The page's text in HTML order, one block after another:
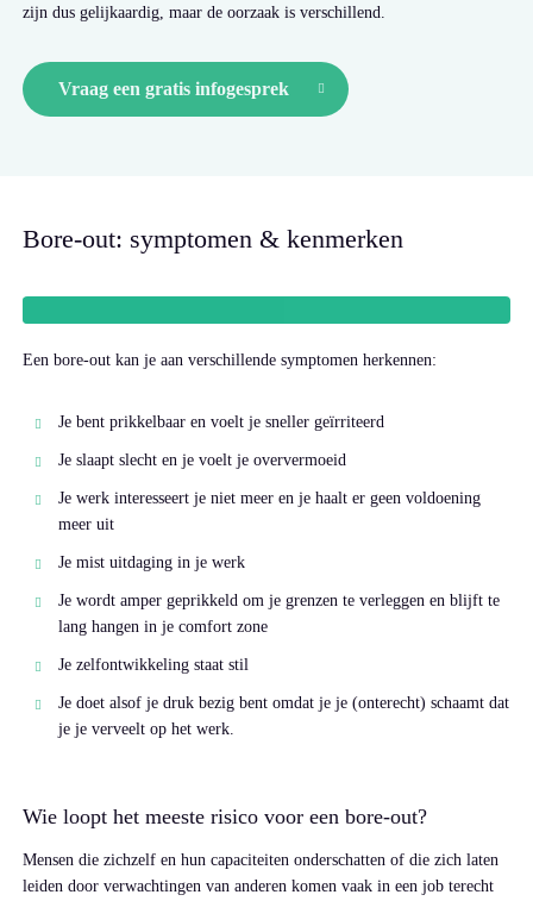
zijn dus gelijkaardig, maar de oorzaak is verschillend.
Vraag een gratis infogesprek
Bore-out: symptomen & kenmerken
Een bore-out kan je aan verschillende symptomen herkennen:
Je bent prikkelbaar en voelt je sneller geïrriteerd
Je slaapt slecht en je voelt je oververmoeid
Je werk interesseert je niet meer en je haalt er geen voldoening
meer uit
Je mist uitdaging in je werk
Je wordt amper geprikkeld om je grenzen te verleggen en blijft te
lang hangen in je comfort zone
Je zelfontwikkeling staat stil
Je doet alsof je druk bezig bent omdat je je (onterecht) schaamt dat
je je verveelt op het werk.
Wie loopt het meeste risico voor een bore-out?
Mensen die zichzelf en hun capaciteiten onderschatten of die zich laten
leiden door verwachtingen van anderen komen vaak in een job terecht